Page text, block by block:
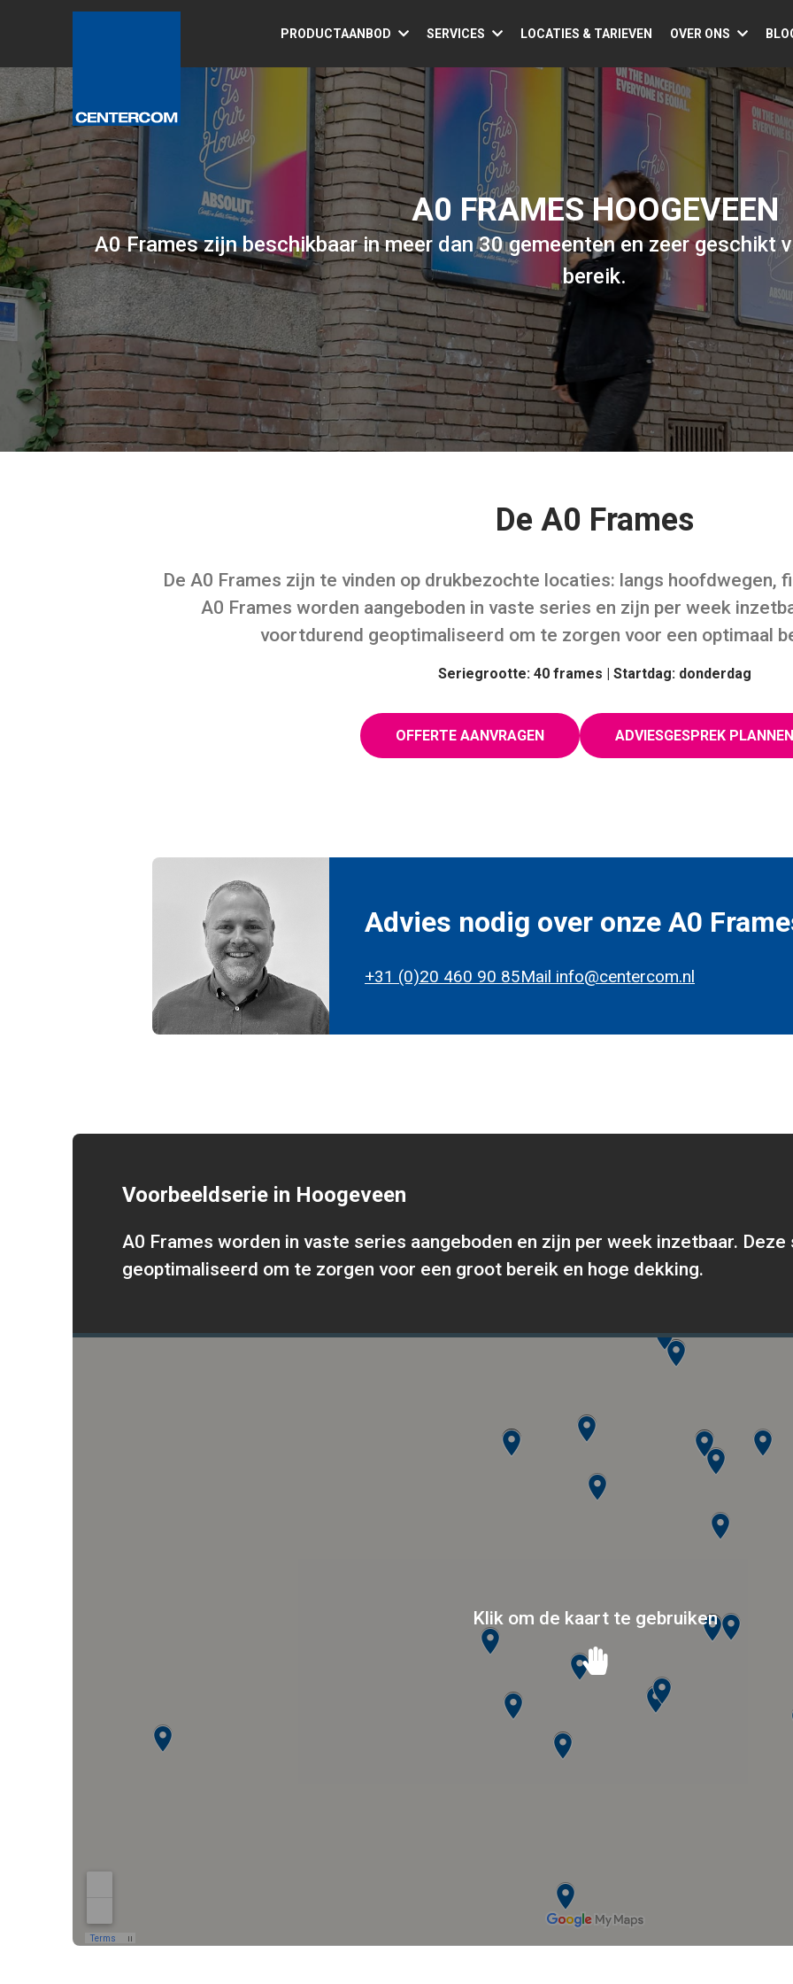
PRODUCTAANBOD SERVICES LOCATIES & TARIEVEN OVER ONS
A0 FRAMES HOOGEVEEN
A0 Frames zijn beschikbaar in meer dan 30 gemeenten en zeer geschikt
bereik.
De A0 Frames
De A0 Frames zijn te vinden op druk­be­zochte locaties: langs hoofd­we­gen,
A0 Frames worden aangeboden in vaste series en zijn per week
voortdurend geoptimaliseerd om te zorgen voor een optimaal
Seriegrootte: 40 frames | Startdag: donderdag
OFFERTE AANVRAGEN ADVIESGESPREK PLANNEN
Advies nodig over onze A0
+31 (0)20 460 90 85Mail info@centercom.nl
Voorbeeldserie in Hoogeveen
A0 Frames worden in vaste series aangeboden en zijn per week inzetbaar.
geoptimaliseerd om te zorgen voor een groot bereik en hoge dekking.
Klik om de kaart te gebruiken